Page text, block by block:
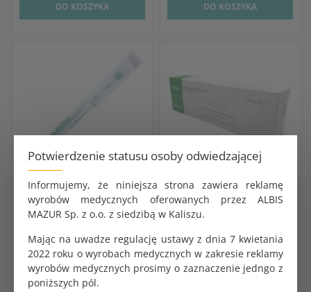
Potwierdzenie statusu osoby odwiedzającej
Informujemy, że niniejsza strona zawiera reklamę
wyrobów medycznych oferowanych przez ALBIS
MAZUR Sp. z o.o. z siedzibą w Kaliszu.
Mając na uwadze regulację ustawy z dnia 7 kwietania
2022 roku o wyrobach medycznych w zakresie reklamy
wyrobów medycznych prosimy o zaznaczenie jedngo z
poniższych pól.
DO KOSZYKA DO KOSZYKA
Medyczne produkty
jednorazowe
Cewnik Nelatona do
odprowadzania moczu rozmiar
CH18
KOD PRODUKTU:
G0279
Medyczne produkty
jednorazowe
Skalpel nr 10 z trzonkiem
jednorazowy sterylny op. 10
szt. Bialmed
KOD PRODUKTU: